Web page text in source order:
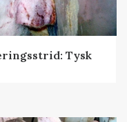
Tysk